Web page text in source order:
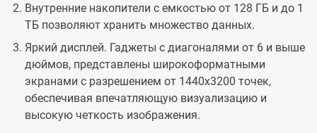
Внутренние накопители с емкостью от 128 ГБ и до 1
ТБ позволяют хранить множество данных.
Яркий дисплей. Гаджеты с диагоналями от 6 и выше
дюймов, представлены широкоформатными
экранами с разрешением от 1440x3200 точек,
обеспечивая впечатляющую визуализацию и
высокую четкость изображения.